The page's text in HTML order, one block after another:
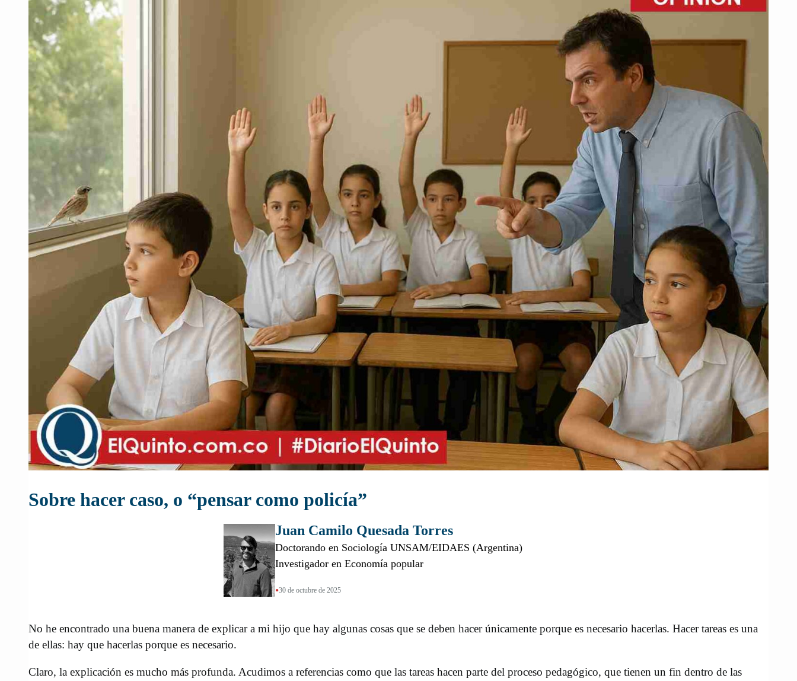
Sobre hacer caso, o “pensar como policía”
Juan Camilo Quesada Torres
Doctorando en Sociología UNSAM/EIDAES (Argentina)
Investigador en Economía popular
•30 de octubre de 2025
No he encontrado una buena manera de explicar a mi hijo que hay algunas cosas que se deben hacer únicamente porque es necesario hacerlas. Hacer tareas es una
de ellas: hay que hacerlas porque es necesario.
Claro, la explicación es mucho más profunda. Acudimos a referencias como que las tareas hacen parte del proceso pedagógico, que tienen un fin dentro de las